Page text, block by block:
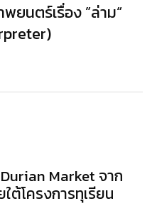
ยนตร์เรื่อง ”ล่าม“
Market จาก
ต้โครงการทุเรียน